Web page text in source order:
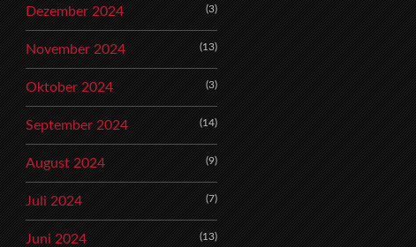
Dezember 2024 (3)
November 2024 (13)
Oktober 2024 (3)
September 2024 (14)
August 2024 (9)
Juli 2024 (7)
Juni 2024 (13)